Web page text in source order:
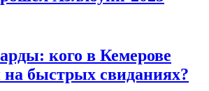
кого в Кемерове
быстрых свиданиях?